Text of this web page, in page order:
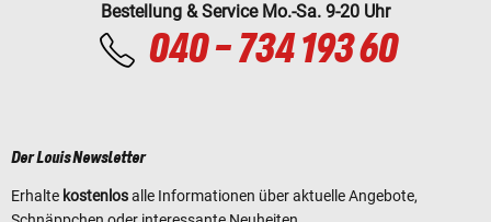
Bestellung & Service Mo.-Sa. 9-20 Uhr
040 - 734 193 60
Der Louis Newsletter
Erhalte kostenlosalle Informationen über aktuelle Angebote,